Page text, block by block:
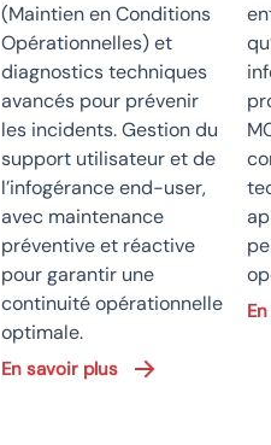
(Maintien en Conditions
Opérationnelles) et
diagnostics techniques
avancés pour prévenir
les incidents. Gestion du
support utilisateur et de
l’infogérance end-user,
avec maintenance
préventive et réactive
pour garantir une
continuité opérationnelle
optimale.
En savoir plus